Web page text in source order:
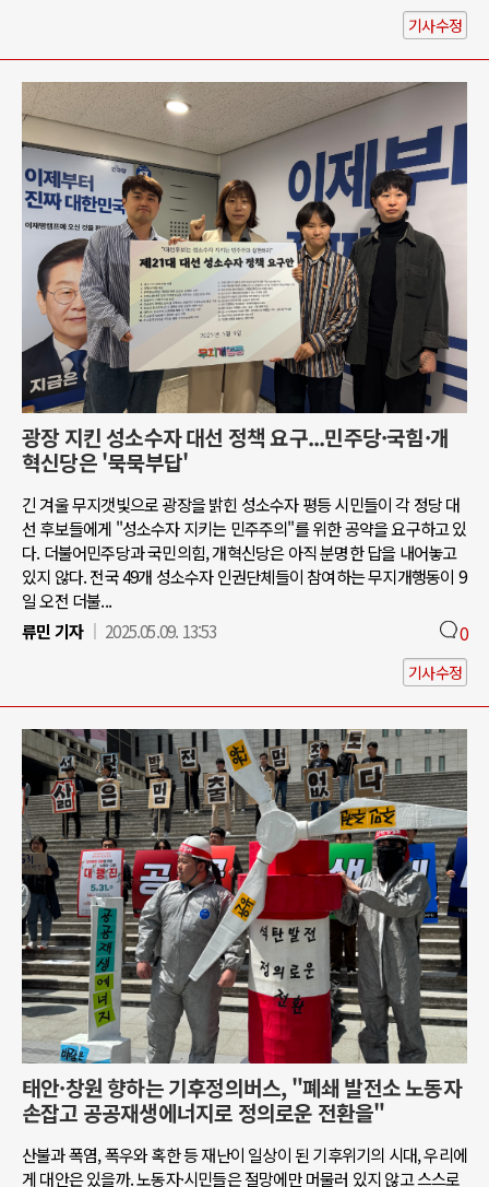
기사수정
광장 지킨 성소수자 대선 정책 요구...민주당·국힘·개
혁신당은 '묵묵부답'
긴 겨울 무지갯빛으로 광장을 밝힌 성소수자 평등 시민들이 각 정당 대
선 후보들에게 "성소수자 지키는 민주주의"를 위한 공약을 요구하고 있
다. 더불어민주당과 국민의힘, 개혁신당은 아직 분명한 답을 내어놓고
있지 않다. 전국 49개 성소수자 인권단체들이 참여하는 무지개행동이 9
일 오전 더불...
류민 기자
2025.05.09. 13:53 0
기사수정
태안·창원 향하는 기후정의버스, "폐쇄 발전소 노동자
손잡고 공공재생에너지로 정의로운 전환을"
산불과 폭염, 폭우와 혹한 등 재난이 일상이 된 기후위기의 시대, 우리에
게 대안은 있을까. 노동자·시민들은 절망에만 머물러 있지 않고 스스로